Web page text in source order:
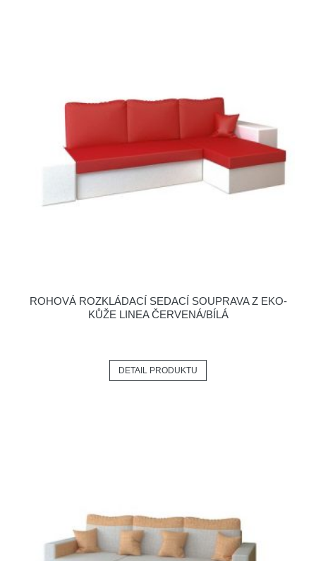
ROHOVÁ ROZKLÁDACÍ SEDACÍ SOUPRAVA Z EKO-
KŮŽE LINEA ČERVENÁ/BÍLÁ
DETAIL PRODUKTU